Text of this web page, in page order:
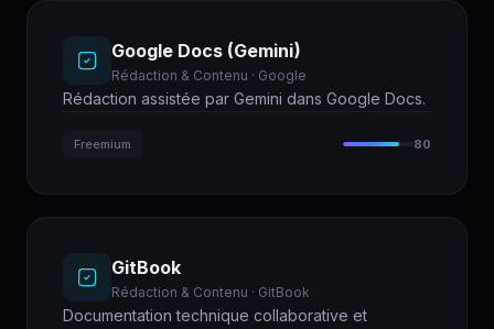
Google Docs (Gemini)
Rédaction & Contenu · Google
Rédaction assistée par Gemini dans Google Docs.
Freemium 80
GitBook
Rédaction & Contenu · GitBook
Documentation technique collaborative et